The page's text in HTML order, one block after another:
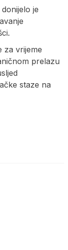
je
za vrijeme
prelazu
staze na